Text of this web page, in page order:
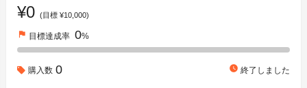
¥0 (目標 ¥10,000)
flag 目標達成率 0%
購入数 0 watch_later 終了しました